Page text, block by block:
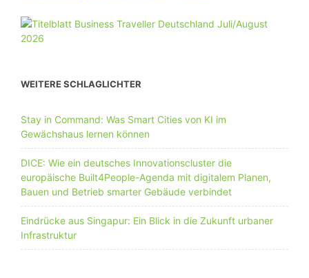
WEITERE SCHLAGLICHTER
Stay in Command: Was Smart Cities von KI im
Gewächshaus lernen können
DICE: Wie ein deutsches Innovationscluster die
europäische Built4People-Agenda mit digitalem Planen,
Bauen und Betrieb smarter Gebäude verbindet
Eindrücke aus Singapur: Ein Blick in die Zukunft urbaner
Infrastruktur